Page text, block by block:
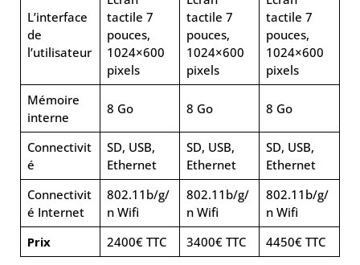
L’interface
de
l’utilisateur
tactile 7
pouces,
1024×600
pixels
tactile 7
pouces,
1024×600
pixels
tactile 7
pouces,
1024×600
pixels
Mémoire
interne
8 Go 8 Go 8 Go
Connectivit
é
SD, USB,
Ethernet
SD, USB,
Ethernet
SD, USB,
Ethernet
Connectivit
é Internet
802.11b/g/
n Wifi
802.11b/g/
n Wifi
802.11b/g/
n Wifi
Prix
2400€ TTC 3400€ TTC 4450€ TTC